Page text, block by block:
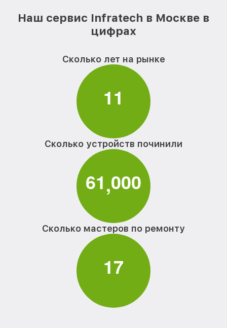
Наш сервис Infratech в Москве в
цифрах
Сколько лет на рынке
11
Сколько устройств починили
61,000
Сколько мастеров по ремонту
17